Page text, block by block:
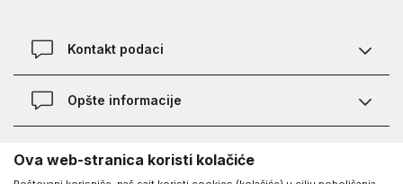
Kontakt podaci
Chat
Opšte informacije
Najčešća pitanja
O Under Armour-u
Ova web-stranica koristi kolačiće